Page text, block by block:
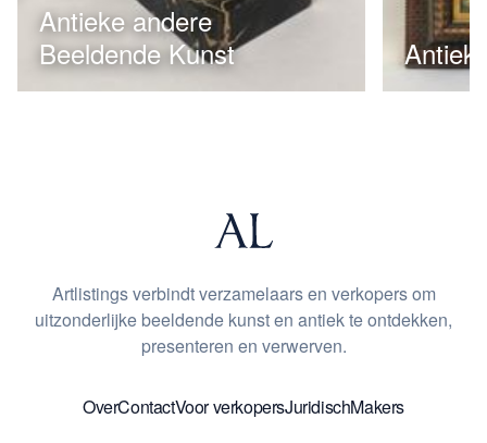
Antieke andere
Beeldende Kunst
Artlistings verbindt verzamelaars en verkopers om
uitzonderlijke beeldende kunst en antiek te ontdekken,
presenteren en verwerven.
OverContactVoor verkopersJuridischMakers